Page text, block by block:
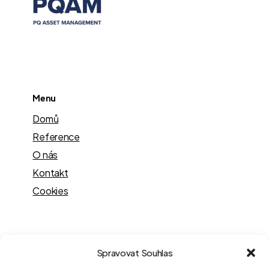
Spravovat Souhlas
Menu
Domů
Reference
O nás
Kontakt
Cookies